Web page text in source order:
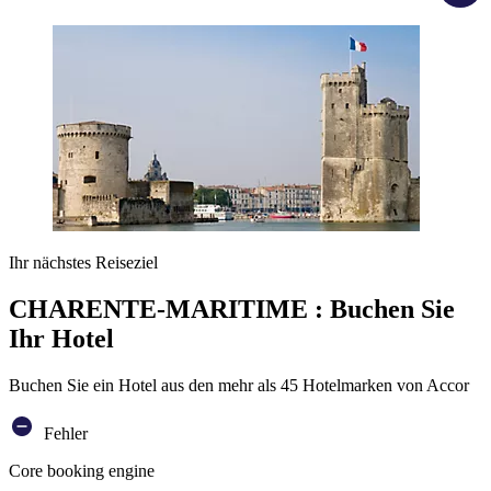
Ihr nächstes Reiseziel
CHARENTE-MARITIME : Buchen Sie
Ihr Hotel
Buchen Sie ein Hotel aus den mehr als 45 Hotelmarken von Accor
Fehler
Core booking engine